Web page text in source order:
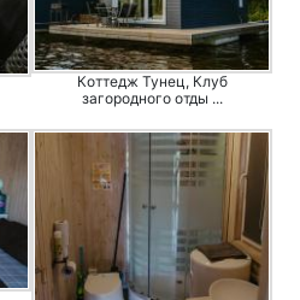
Коттедж Тунец, Клуб
загородного отды ...